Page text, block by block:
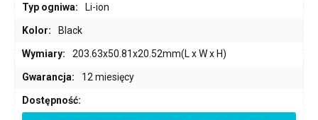
Typ ogniwa: Li-ion
Kolor: Black
Wymiary: 203.63x50.81x20.52mm(L x W x H)
Gwarancja: 12 miesięcy
Dostępność: